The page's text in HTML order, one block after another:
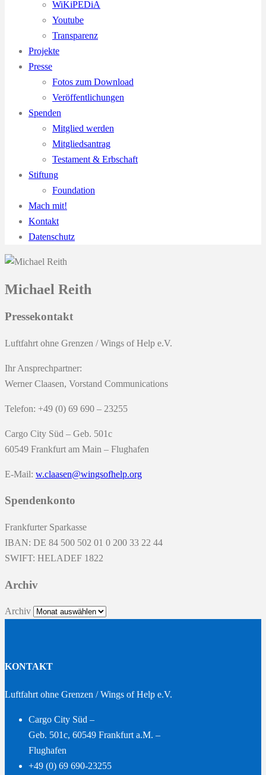
WiKiPEDiA
Youtube
Transparenz
Projekte
Presse
Fotos zum Download
Veröffentlichungen
Spenden
Mitglied werden
Mitgliedsantrag
Testament & Erbschaft
Stiftung
Foundation
Mach mit!
Kontakt
Datenschutz
Michael Reith
Pressekontakt
Luftfahrt ohne Grenzen / Wings of Help e.V.
Ihr Ansprechpartner:
Werner Claasen, Vorstand Communications
Telefon: +49 (0) 69 690 – 23255
Cargo City Süd – Geb. 501c
60549 Frankfurt am Main – Flughafen
E-Mail: w.claasen@wingsofhelp.org
Spendenkonto
Frankfurter Sparkasse
IBAN: DE 84 500 502 01 0 200 33 22 44
SWIFT: HELADEF 1822
Archiv
Archiv
KONTAKT
Luftfahrt ohne Grenzen / Wings of Help e.V.
Cargo City Süd –
Geb. 501c, 60549 Frankfurt a.M. –
Flughafen
+49 (0) 69 690-23255